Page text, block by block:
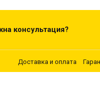
консультация?
Доставка и оплата